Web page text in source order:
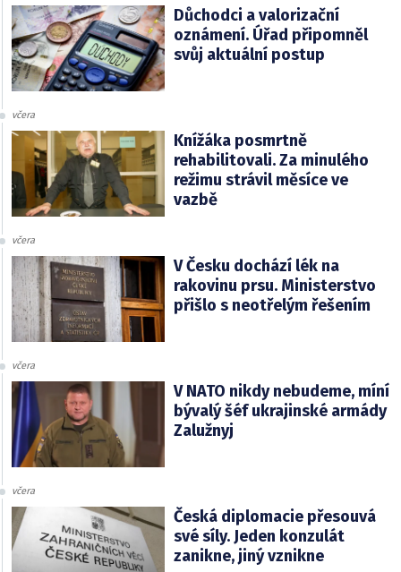
Důchodci a valorizační
oznámení. Úřad připomněl
svůj aktuální postup
včera
Knížáka posmrtně
rehabilitovali. Za minulého
režimu strávil měsíce ve
vazbě
včera
V Česku dochází lék na
rakovinu prsu. Ministerstvo
přišlo s neotřelým řešením
včera
V NATO nikdy nebudeme, míní
bývalý šéf ukrajinské armády
Zalužnyj
včera
Česká diplomacie přesouvá
své síly. Jeden konzulát
zanikne, jiný vznikne